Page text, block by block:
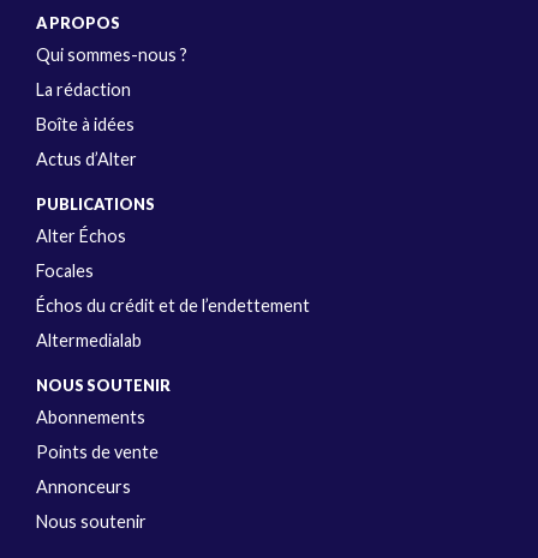
A PROPOS
Qui sommes-nous ?
La rédaction
Boîte à idées
Actus d’Alter
PUBLICATIONS
Alter Échos
Focales
Échos du crédit et de l’endettement
Altermedialab
NOUS SOUTENIR
Abonnements
Points de vente
Annonceurs
Nous soutenir